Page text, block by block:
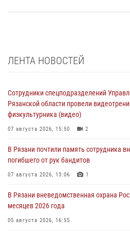
ЛЕНТА НОВОСТЕЙ
Сотрудники спецподразделений
Рязанской области провели
физкультурника (видео)
07 августа 2026, 15:50 2
В Рязани почтили память сотрудника
погибшего от рук бандитов
07 августа 2026, 13:06 1
В Рязани вневедомственная охрана
месяцев 2026 года
05 августа 2026, 16:55